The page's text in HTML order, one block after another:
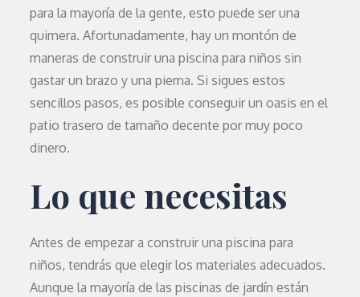
para la mayoría de la gente, esto puede ser una
quimera. Afortunadamente, hay un montón de
maneras de construir una piscina para niños sin
gastar un brazo y una pierna. Si sigues estos
sencillos pasos, es posible conseguir un oasis en el
patio trasero de tamaño decente por muy poco
dinero.
Lo que necesitas
Antes de empezar a construir una piscina para
niños, tendrás que elegir los materiales adecuados.
Aunque la mayoría de las piscinas de jardín están